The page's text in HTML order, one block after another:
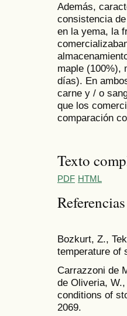
Además,
consistencia
en la yema, la
maple (100%),
días). En
carne y / o
que los
comparación
Texto
PDF HTML
Referencias
Bozkurt, Z.,
temperature of
Carrazzoni de
de Oliveria,
conditions of
2069.